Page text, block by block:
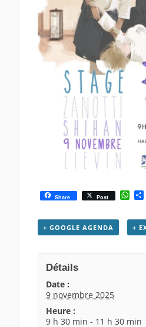
Share Post W
t
s
+ GOOGLE AGENDA +
Détails
Date :
9 novembre 2025
Heure :
9 h 30 min - 11 h 30 min